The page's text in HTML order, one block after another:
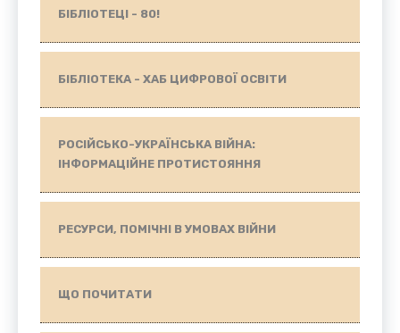
БІБЛІОТЕЦІ - 80!
БІБЛІОТЕКА - ХАБ ЦИФРОВОЇ ОСВІТИ
РОСІЙСЬКО-УКРАЇНСЬКА ВІЙНА:
ІНФОРМАЦІЙНЕ ПРОТИСТОЯННЯ
РЕСУРСИ, ПОМІЧНІ В УМОВАХ ВІЙНИ
ЩО ПОЧИТАТИ